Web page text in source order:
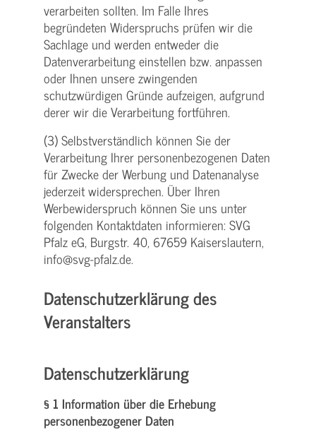
verarbeiten sollten. Im Falle Ihres
begründeten Widerspruchs prüfen wir die
Sachlage und werden entweder die
Datenverarbeitung einstellen bzw. anpassen
oder Ihnen unsere zwingenden
schutzwürdigen Gründe aufzeigen, aufgrund
derer wir die Verarbeitung fortführen.
(3) Selbstverständlich können Sie der
Verarbeitung Ihrer personenbezogenen Daten
für Zwecke der Werbung und Datenanalyse
jederzeit widersprechen. Über Ihren
Werbewiderspruch können Sie uns unter
folgenden Kontaktdaten informieren: SVG
Pfalz eG, Burgstr. 40, 67659 Kaiserslautern,
info@svg-pfalz.de.
Datenschutzerklärung des
Veranstalters
Datenschutzerklärung
§ 1 Information über die Erhebung
personenbezogener Daten